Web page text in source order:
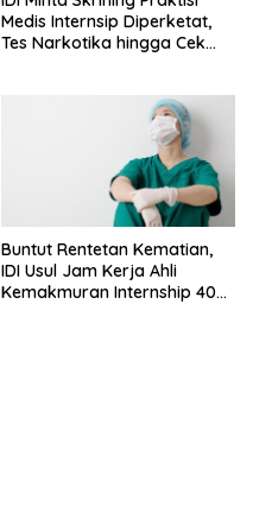
Medis Internsip Diperketat,
Tes Narkotika hingga Cek
Buntut Rentetan Kematian,
IDI Usul Jam Kerja Ahli
Kemakmuran Internship 40